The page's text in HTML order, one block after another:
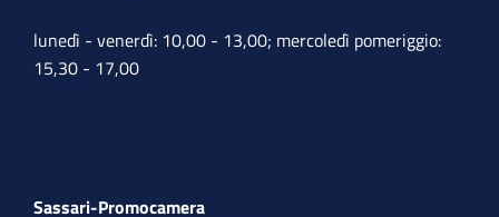
lunedì - venerdì: 10,00 - 13,00; mercoledì pomeriggio:
15,30 - 17,00
Sassari-Promocamera